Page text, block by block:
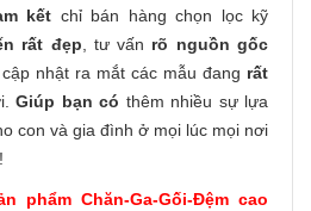
kết chỉ bán hàng chọn lọc kỹ
rất đẹp, tư vấn rõ nguồn gốc
nhật ra mắt các mẫu đang rất
Giúp bạn có thêm nhiều sự lựa
con và gia đình ở mọi lúc mọi nơi
phẩm Chăn-Ga-Gối-Đệm cao